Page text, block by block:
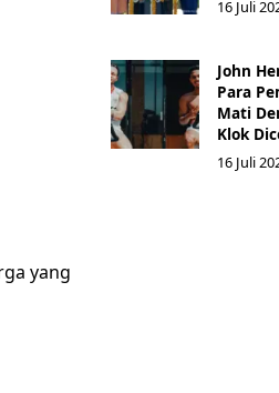
yang
16 Juli
John
Para
Mati
Klok
16 Juli